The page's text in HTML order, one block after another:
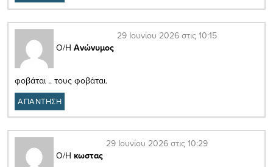
Ο/Η Ανώνυμος
29 Ιουνίου 2026 στις 10:15
φοβάται .. τους φοβάται.
ΑΠΑΝΤΗΣΗ
Ο/Η κωστας
29 Ιουνίου 2026 στις 10:29